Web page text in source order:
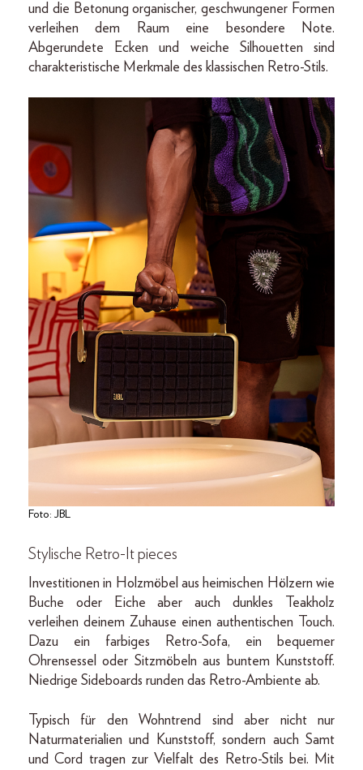
und die Betonung organischer, geschwungener Formen
verleihen dem Raum eine besondere Note.
Abgerundete Ecken und weiche Silhouetten sind
charakteristische Merkmale des klassischen Retro-Stils.
Foto: JBL
Stylische Retro-It pieces
Investitionen in Holzmöbel aus heimischen Hölzern wie
Buche oder Eiche aber auch dunkles Teakholz
verleihen deinem Zuhause einen authentischen Touch.
Dazu ein farbiges Retro-Sofa, ein bequemer
Ohrensessel oder Sitzmöbeln aus buntem Kunststoff.
Niedrige Sideboards runden das Retro-Ambiente ab.
Typisch für den Wohntrend sind aber nicht nur
Naturmaterialien und Kunststoff, sondern auch Samt
und Cord tragen zur Vielfalt des Retro-Stils bei. Mit